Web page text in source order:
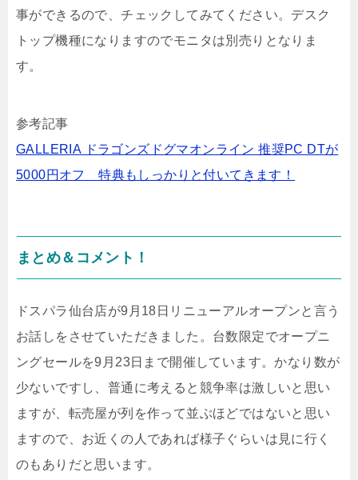
事ができるので、チェックしてみてください。デスク
トップ機種になりますのでモニタは別売りとなりま
す。
参考記事
GALLERIA ドラゴンズドグマオンライン 推奨PC DTが
5000円オフ 特典もしっかりと付いてきます！
まとめ＆コメント！
ドスパラ仙台店が9月18日リニューアルオープンと言う
お話しをさせていただきました。台数限定でオープニ
ングセールを9月23日まで開催しています。かなり数が
少ないですし、普通に考えると競争率は激しいと思い
ますが、転売屋が列を作って並ぶほどではないと思い
ますので、お近くの人であれば様子ぐらいは見に行く
のもありだと思います。